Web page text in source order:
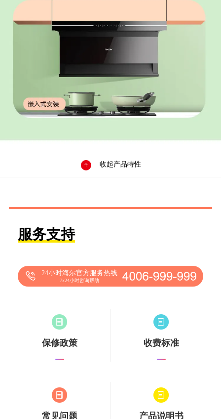
 收起产品特性
服务支持
24小时海尔官方服务热线
7x24小时咨询帮助
保修政策 收费标准
常见问题 产品说明书